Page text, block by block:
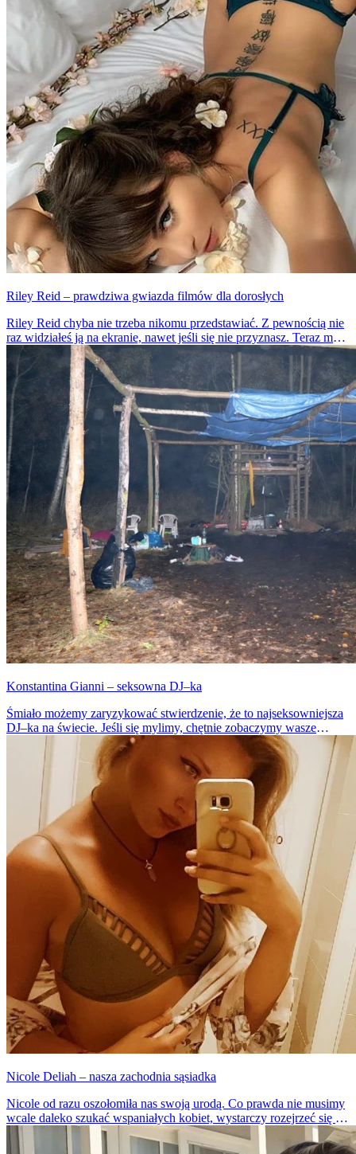
Riley Reid – prawdziwa gwiazda filmów dla dorosłych
Riley Reid chyba nie trzeba nikomu przedstawiać. Z pewnością nie
raz widziałeś ją na ekranie, nawet jeśli się nie przyznasz. Teraz masz
okazję do tego, by zobaczyć jej gorące fotki.
Konstantina Gianni – seksowna DJ–ka
Śmiało możemy zaryzykować stwierdzenie, że to najseksowniejsza
DJ–ka na świecie. Jeśli się mylimy, chętnie zobaczymy wasze
propozycje. Konstantina jest niezwykle gorącą, piękną kobietą. To
ciało to prawdziwa petarda.
Nicole Deliah – nasza zachodnia sąsiadka
Nicole od razu oszołomiła nas swoją urodą. Co prawda nie musimy
wcale daleko szukać wspaniałych kobiet, wystarczy rozejrzeć się po
okolicy. W tej sytuacji jednak zobaczyliśmy sąsiadkę z Niemiec i
musimy przyznać, że skradła nasze serca.